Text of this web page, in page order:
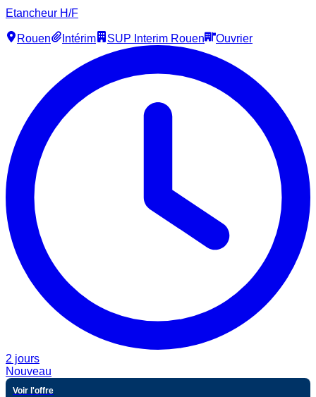
Etancheur H/F
Rouen Intérim SUP Interim Rouen Ouvrier
2 jours
Nouveau
Voir l'offre